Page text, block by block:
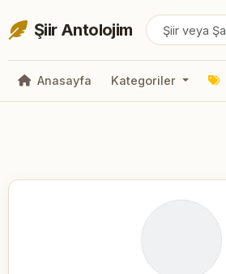
Şiir Antolojim
Anasayfa Kategoriler